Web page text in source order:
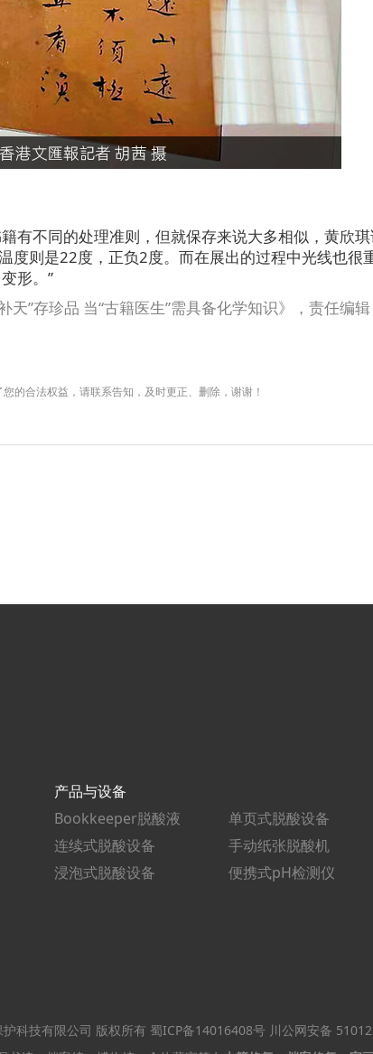
不同的处理准则，但就保存来说大多相似，黄欣琪
则是22度，正负2度。而在展出的过程中光线也很
形。”
”存珍品 当“古籍医生”需具备化学知识》，责任编辑
的合法权益，请联系告知，及时更正、删除，谢谢！
产品与设备
Bookkeeper脱酸液
单页式脱酸设备
连续式脱酸设备
手动纸张脱酸机
浸泡式脱酸设备
便携式pH检测仪
科技有限公司 版权所有蜀ICP备14016408号 川公网安备